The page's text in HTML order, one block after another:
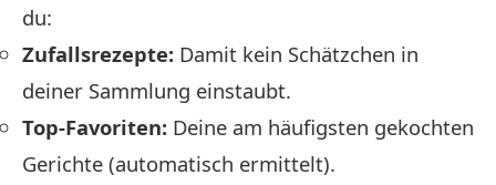
du:
Zufallsrezepte: Damit kein Schätzchen in
deiner Sammlung einstaubt.
Top-Favoriten: Deine am häufigsten gekochten
Gerichte (automatisch ermittelt).